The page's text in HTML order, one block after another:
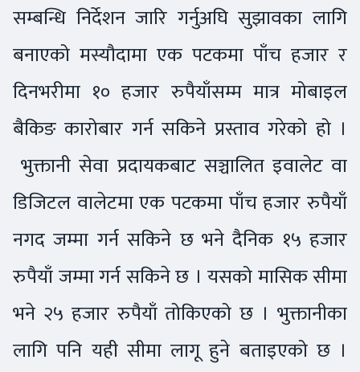
सम्बन्धि निर्देशन जारि गर्नुअघि सुझावका लागि
बनाएको मस्यौदामा एक पटकमा पाँच हजार र
दिनभरीमा १० हजार रुपैयाँसम्म मात्र मोबाइल
बैकिङ कारोबार गर्न सकिने प्रस्ताव गरेको हो ।
भुक्तानी सेवा प्रदायकबाट सञ्चालित इवालेट वा
डिजिटल वालेटमा एक पटकमा पाँच हजार रुपैयाँ
नगद जम्मा गर्न सकिने छ भने दैनिक १५ हजार
रुपैयाँ जम्मा गर्न सकिने छ । यसको मासिक सीमा
भने २५ हजार रुपैयाँ तोकिएको छ । भुक्तानीका
लागि पनि यही सीमा लागू हुने बताइएको छ ।